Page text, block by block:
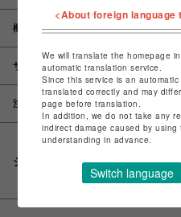
概要
サイズ
注意事項
シェアする
<About foreign language
We will translate the homepage
automatic translation service.
Since this service is an
translated correctly and may
page before translation.
In addition, we do not take any
indirect damage caused by
understanding in advance.
Switch language